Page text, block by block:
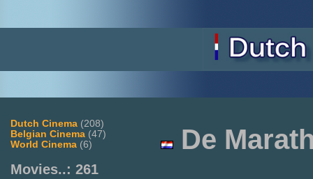
Dutch Cinema (208)
Belgian Cinema (47)
World Cinema (6)
Movies..: 261
De